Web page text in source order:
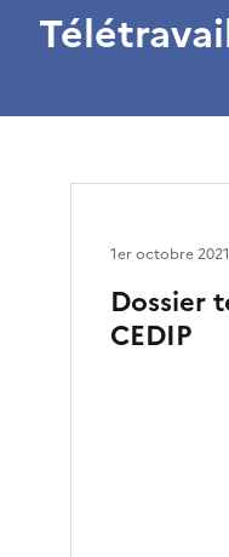
Dossier
CEDIP
1er octobre 2021